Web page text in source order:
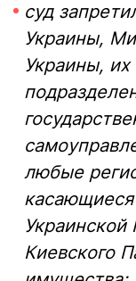
суд
Украины,
Украины,
любые
Украинской
Киевского